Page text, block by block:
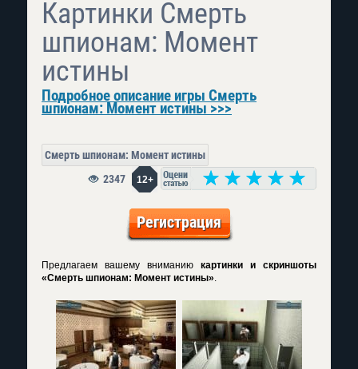
Картинки Смерть
шпионам: Момент
истины
Подробное описание игры Смерть
шпионам: Момент истины >>>
Смерть шпионам: Момент истины
12+
2347
Регистрация
Предлагаем вашему вниманию картинки и скриншоты
«Смерть шпионам: Момент истины».